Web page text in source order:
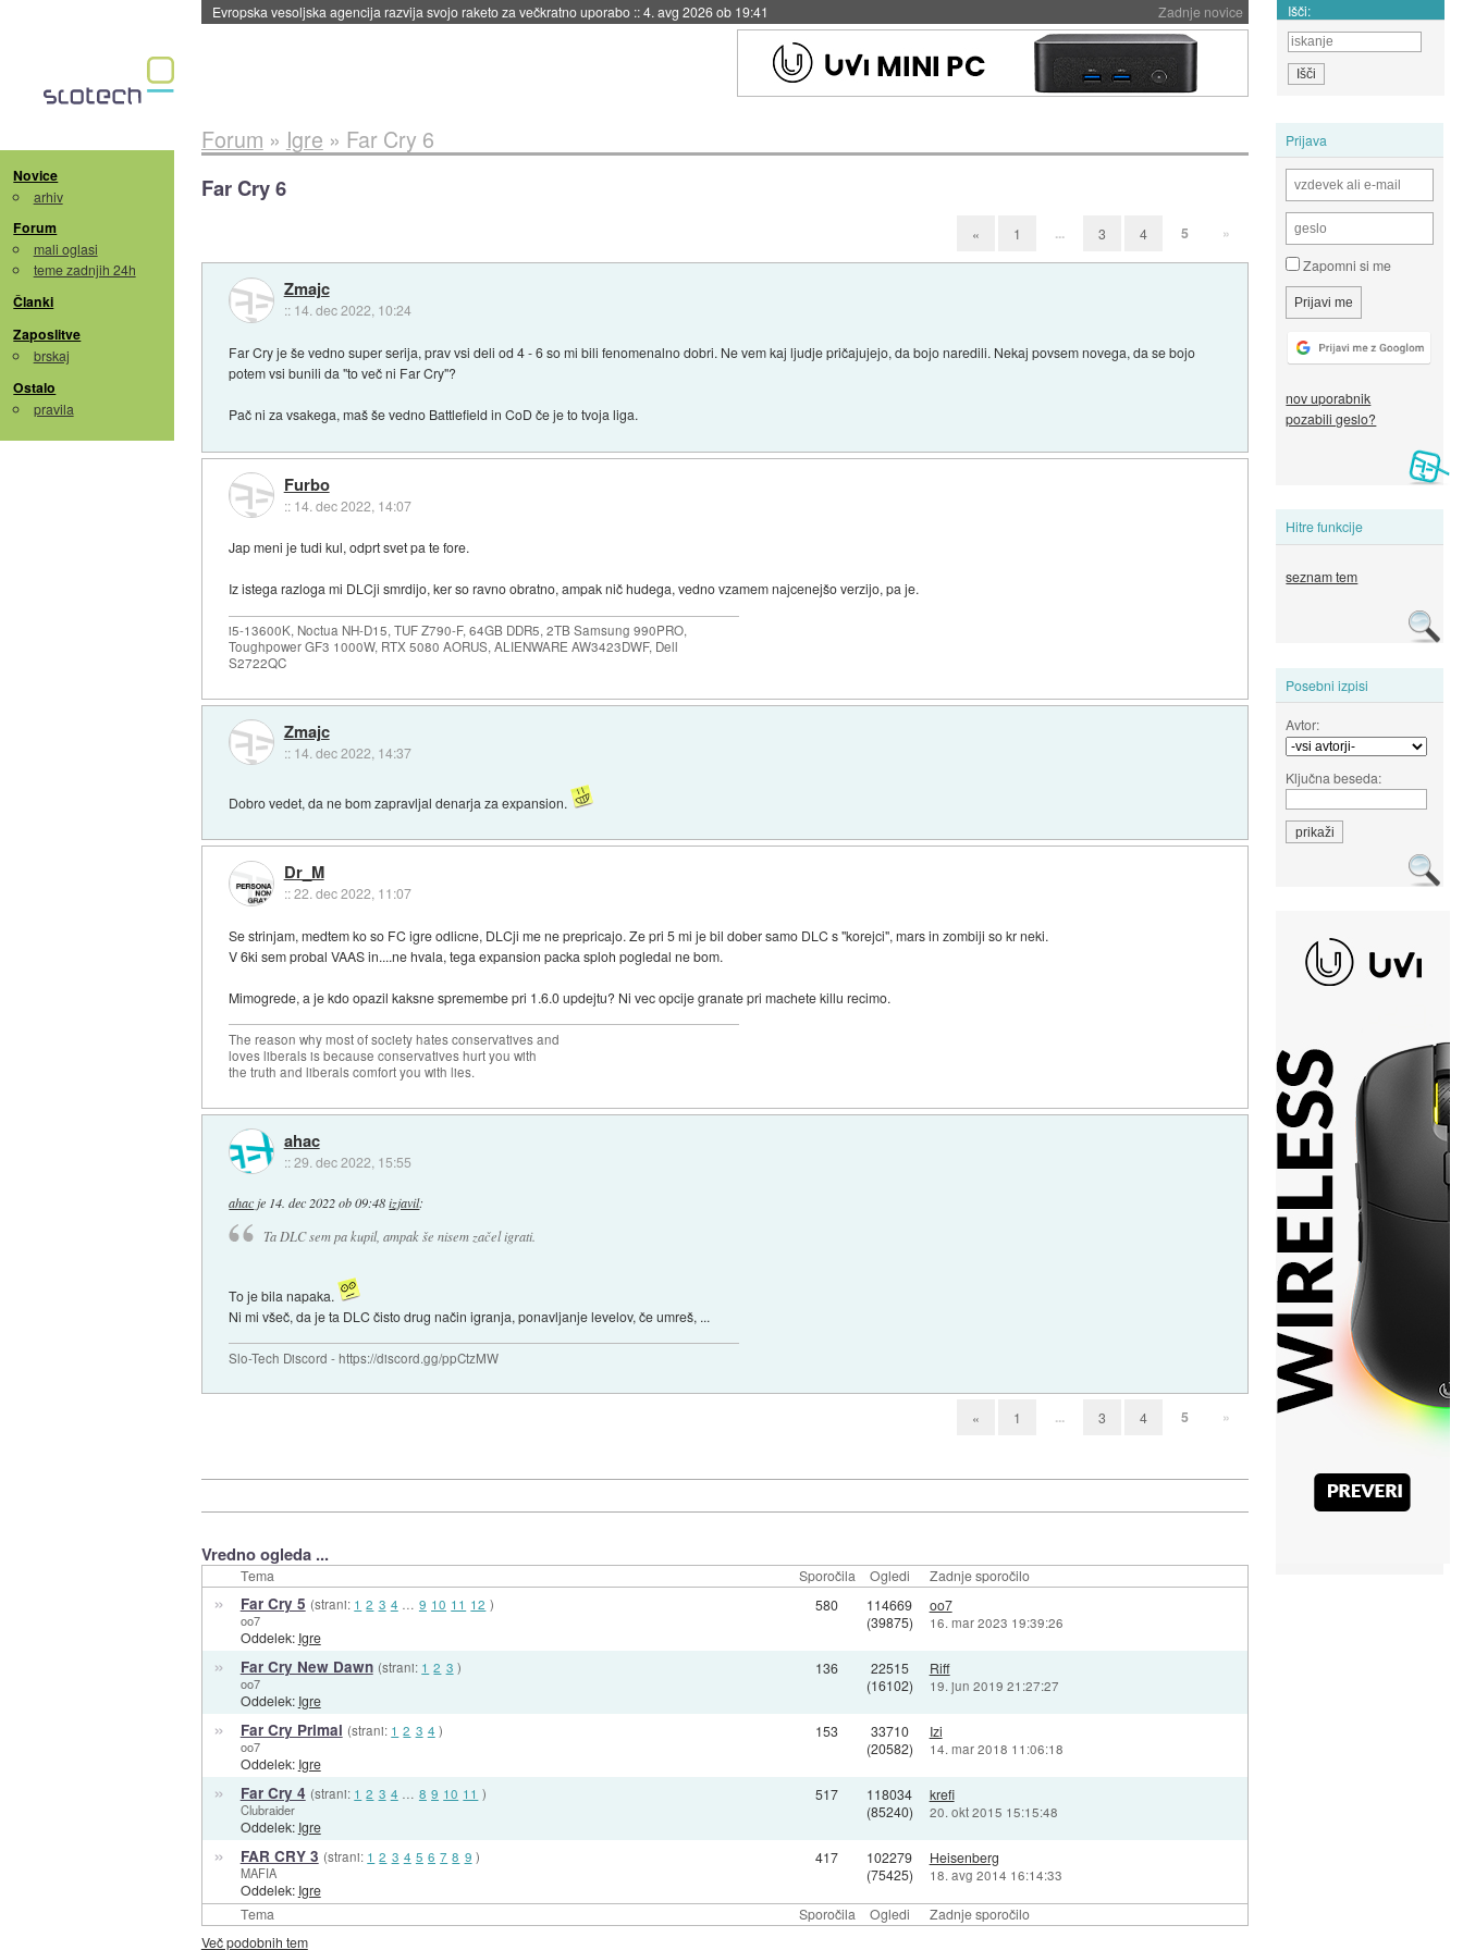
Zadnje novice
Evropska vesoljska agencija razvija svojo raketo za večkratno uporabo ::4. avg 2026 ob 19:41 Išči:
Novice
arhiv
Forum
mali oglasi
teme zadnjih 24h
Članki
Zaposlitve
brskaj
Ostalo
pravila
Prijava
Zapomni si me
nov uporabnik
pozabili geslo?
Hitre funkcije
seznam tem
Posebni izpisi
Avtor:
Ključna beseda:
Forum » Igre » Far Cry 6
Far Cry 6
« 1 ... 3 4 5 »
Zmajc
:: 14. dec 2022, 10:24
Far Cry je še vedno super serija, prav vsi deli od 4 - 6 so mi bili fenomenalno dobri. Ne vem kaj ljudje pričajujejo, da bojo naredili. Nekaj povsem novega, da se bojo
potem vsi bunili da "to več ni Far Cry"?
Pač ni za vsakega, maš še vedno Battlefield in CoD če je to tvoja liga.
Furbo
:: 14. dec 2022, 14:07
Jap meni je tudi kul, odprt svet pa te fore.
Iz istega razloga mi DLCji smrdijo, ker so ravno obratno, ampak nič hudega, vedno vzamem najcenejšo verzijo, pa je.
i5-13600K, Noctua NH-D15, TUF Z790-F, 64GB DDR5, 2TB Samsung 990PRO,
Toughpower GF3 1000W, RTX 5080 AORUS, ALIENWARE AW3423DWF, Dell
S2722QC
Zmajc
:: 14. dec 2022, 14:37
Dobro vedet, da ne bom zapravljal denarja za expansion.
Dr_M
::22. dec 2022, 11:07
Se strinjam, medtem ko so FC igre odlicne, DLCji me ne prepricajo. Ze pri 5 mi je bil dober samo DLC s "korejci", mars in zombiji so kr neki.
V 6ki sem probal VAAS in....ne hvala, tega expansion packa sploh pogledal ne bom.
Mimogrede, a je kdo opazil kaksne spremembe pri 1.6.0 updejtu? Ni vec opcije granate pri machete killu recimo.
The reason why most of society hates conservatives and
loves liberals is because conservatives hurt you with
the truth and liberals comfort you with lies.
ahac
::29. dec 2022, 15:55
ahacje 14. dec 2022 ob 09:48 izjavil:
Ta DLC sem pa kupil, ampak še nisem začel igrati.
To je bila napaka.
Ni mi všeč, da je ta DLC čisto drug način igranja, ponavljanje levelov, če umreš, ...
Slo-Tech Discord - https://discord.gg/ppCtzMW
« 1 ... 3 4 5 »
Vredno ogleda ...
Tema Sporočila Ogledi Zadnje sporočilo
Tema Sporočila Ogledi Zadnje sporočilo
» Far Cry 5 (strani: 1 2 3 4 … 9 10 11 12 )
oo7
Oddelek: Igre
580
114669
(39875)
oo7
16. mar 2023 19:39:26
» Far Cry New Dawn (strani: 1 2 3 )
oo7
Oddelek: Igre
136
22515
(16102)
Riff
19. jun 2019 21:27:27
» Far Cry Primal (strani: 1 2 3 4 )
oo7
Oddelek: Igre
153
33710
(20582)
Izi
14. mar 2018 11:06:18
» Far Cry 4 (strani: 1 2 3 4 … 8 9 10 11 )
Clubraider
Oddelek: Igre
517
118034
(85240)
krefi
20. okt 2015 15:15:48
» FAR CRY 3 (strani: 1 2 3 4 5 6 7 8 9 )
MAFIA
Oddelek: Igre
417
102279
(75425)
Heisenberg
18. avg 2014 16:14:33
Več podobnih tem